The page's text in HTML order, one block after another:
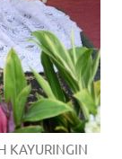
KAYURINGIN